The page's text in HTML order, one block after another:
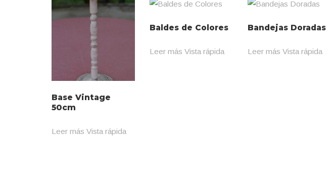
Base Vintage
50cm
Leer más Vista rápida
Baldes de Colores
Leer más Vista rápida
Bandejas Doradas
Leer más Vista rápida